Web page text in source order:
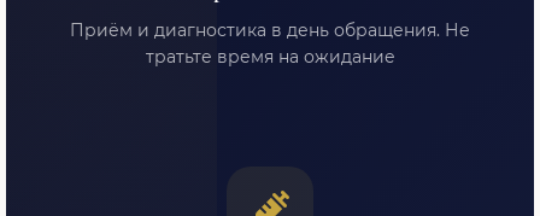
Приём и диагностика в день обращения. Не
тратьте время на ожидание